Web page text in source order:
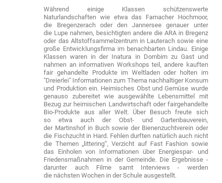
Während einige Klassen schützenswerte
Naturlandschaften wie etwa das Farnacher Hochmoor,
die Bregenzerach oder den Jannersee genauer unter
die Lupe nahmen, besichtigten andere die ARA in Bregenz
oder das Altstoffsammelzentrum in Lauterach sowie eine
große Entwicklungsfirma im benachbarten Lindau. Einige
Klassen waren in der Inatura in Dornbirn zu Gast und
nahmen an informativen Workshops teil, andere kauften
fair gehandelte Produkte im Weltladen oder holten im
"Dreierlei" Informationen zum Thema nachhaltiger Konsum
und Produktion ein. Heimisches Obst und Gemüse wurde
genauso zubereitet wie ausgewählte Lebensmittel mit
Bezug zur heimischen Landwirtschaft oder fairgehandelte
Bio-Produkte aus aller Welt. Über Besuch freute sich
so etwa auch der Obst- und Gartenbauverein,
der Martinshof in Buch sowie der Bienenzuchtverein oder
die Fischzucht in Hard. Fehlen durften natürlich auch nicht
die Themen „littering“, Verzicht auf Fast Fashion sowie
das Einholen von Informationen über Energiespar- und
Friedensmaßnahmen in der Gemeinde. Die Ergebnisse -
darunter auch Filme samt Interviews - werden
die nächsten Wochen in der Schule ausgestellt.